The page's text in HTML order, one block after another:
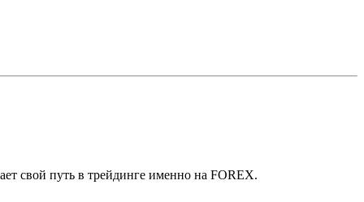
свой путь в трейдинге именно на FOREX.